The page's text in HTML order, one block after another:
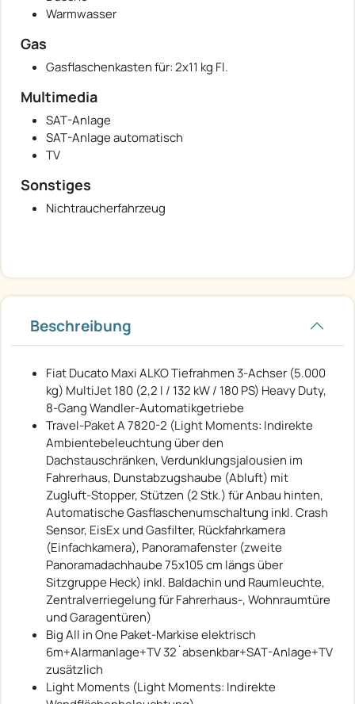
Warmwasser
Gas
Gasflaschenkasten für: 2x11 kg Fl.
Multimedia
SAT-Anlage
SAT-Anlage automatisch
TV
Sonstiges
Nichtraucherfahrzeug
Beschreibung
Fiat Ducato Maxi ALKO Tiefrahmen 3-Achser (5.000
kg) MultiJet 180 (2,2 l / 132 kW / 180 PS) Heavy Duty,
8-Gang Wandler-Automatikgetriebe
Travel-Paket A 7820-2 (Light Moments: Indirekte
Ambientebeleuchtung über den
Dachstauschränken, Verdunklungsjalousien im
Fahrerhaus, Dunstabzugshaube (Abluft) mit
Zugluft-Stopper, Stützen (2 Stk.) für Anbau hinten,
Automatische Gasflaschenumschaltung inkl. Crash
Sensor, EisEx und Gasfilter, Rückfahrkamera
(Einfachkamera), Panoramafenster (zweite
Panoramadachhaube 75x105 cm längs über
Sitzgruppe Heck) inkl. Baldachin und Raumleuchte,
Zentralverriegelung für Fahrerhaus-, Wohnraumtüre
und Garagentüren)
Big All in One Paket-Markise elektrisch
6m+Alarmanlage+TV 32`absenkbar+SAT-Anlage+TV
zusätzlich
Light Moments (Light Moments: Indirekte